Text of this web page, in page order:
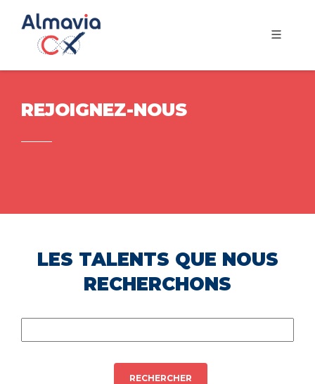
REJOIGNEZ-NOUS
LES TALENTS QUE NOUS
RECHERCHONS
RECHERCHER